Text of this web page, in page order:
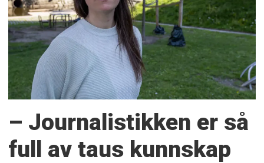
– Journalistikken er så
full av taus kunnskap